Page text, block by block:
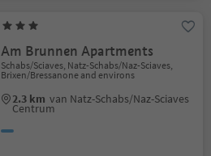
Am Brunnen Apartments
Schabs/Sciaves, Natz-Schabs/Naz-Sciaves,
Brixen/Bressanone and environs
2.3 km van Natz-Schabs/Naz-Sciaves
Centrum